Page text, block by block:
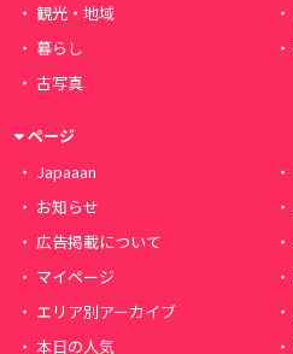
観光・地域
暮らし
古写真
ページ
Japaaan
お知らせ
広告掲載について
マイページ
エリア別アーカイブ
本日の人気